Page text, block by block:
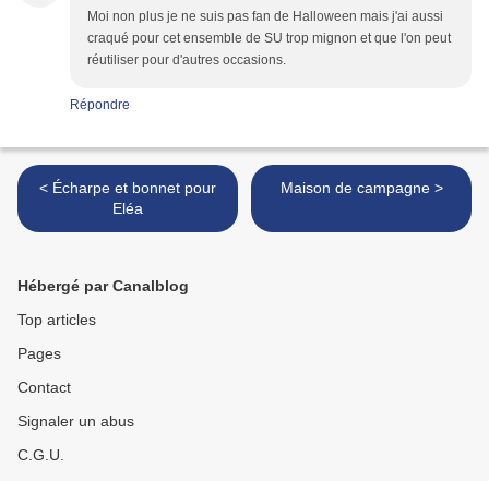
Moi non plus je ne suis pas fan de Halloween mais j'ai aussi
craqué pour cet ensemble de SU trop mignon et que l'on peut
réutiliser pour d'autres occasions.
Répondre
< Écharpe et bonnet pour
Eléa
Maison de campagne >
Hébergé par Canalblog
Top articles
Pages
Contact
Signaler un abus
C.G.U.